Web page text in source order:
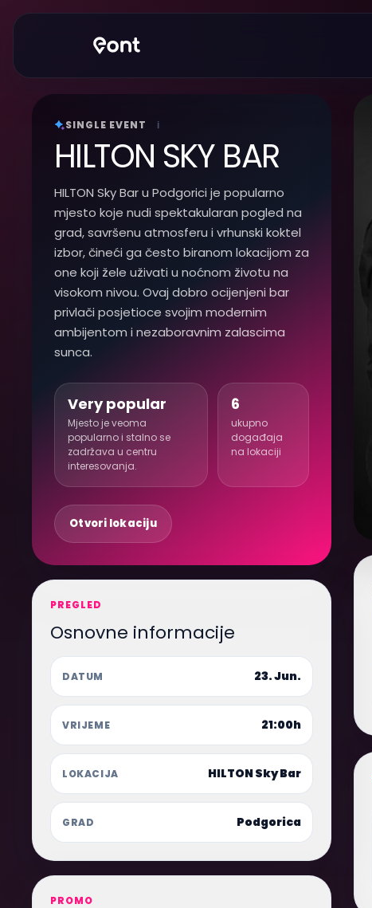
SINGLE EVENT i
HILTON SKY BAR
HILTON Sky Bar u Podgorici je popularno
mjesto koje nudi spektakularan pogled na
grad, savršenu atmosferu i vrhunski koktel
izbor, čineći ga često biranom lokacijom za
one koji žele uživati u noćnom životu na
visokom nivou. Ovaj dobro ocijenjeni bar
privlači posjetioce svojim modernim
ambijentom i nezaboravnim zalascima
sunca.
Very popular
Mjesto je veoma
popularno i stalno se
zadržava u centru
interesovanja.
6
ukupno
događaja
na lokaciji
Otvori lokaciju
PREGLED
Osnovne informacije
DATUM 23. Jun.
VRIJEME 21:00h
LOKACIJA HILTON Sky Bar
GRAD Podgorica
PROMO